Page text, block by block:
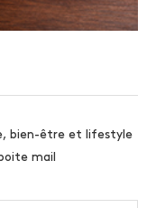
bien-être et lifestyle
mail